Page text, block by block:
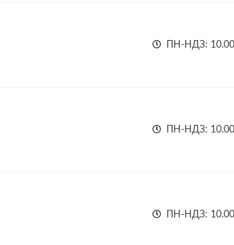
ПН-НДЗ:
ПН-НДЗ:
ПН-НДЗ: